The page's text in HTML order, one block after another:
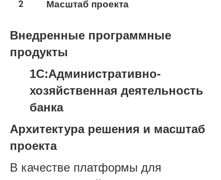
2 Масштаб проекта
Внедренные программные
продукты
1С:Административно-
хозяйственная деятельность
банка
Архитектура решения и масштаб
проекта
В качестве платформы для